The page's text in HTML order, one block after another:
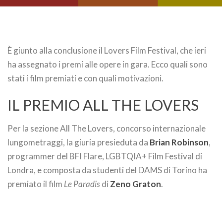
È giunto alla conclusione il Lovers Film Festival, che ieri
ha assegnato i premi alle opere in gara. Ecco quali sono
stati i film premiati e con quali motivazioni.
IL PREMIO ALL THE LOVERS
Per la sezione All The Lovers, concorso internazionale
lungometraggi, la giuria presieduta da Brian Robinson,
programmer del BFI Flare, LGBTQIA+ Film Festival di
Londra, e composta da studenti del DAMS di Torino ha
premiato il film Le Paradisdi Zeno Graton.